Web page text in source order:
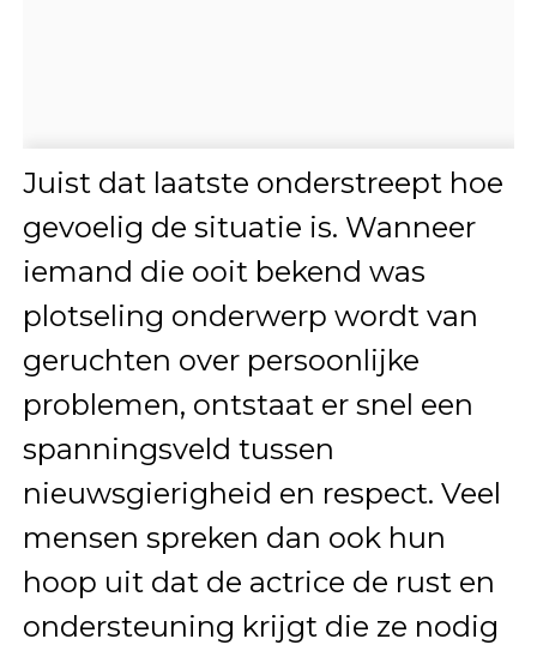
Juist dat laatste onderstreept hoe
gevoelig de situatie is. Wanneer
iemand die ooit bekend was
plotseling onderwerp wordt van
geruchten over persoonlijke
problemen, ontstaat er snel een
spanningsveld tussen
nieuwsgierigheid en respect. Veel
mensen spreken dan ook hun
hoop uit dat de actrice de rust en
ondersteuning krijgt die ze nodig